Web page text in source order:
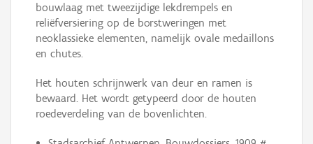
bouwlaag met tweezijdige lekdrempels en
reliëfversiering op de borstweringen met
neoklassieke elementen, namelijk ovale medaillons
en chutes.
Het houten schrijnwerk van deur en ramen is
bewaard. Het wordt getypeerd door de houten
roedeverdeling van de bovenlichten.